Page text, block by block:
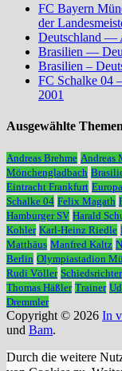
FC Bayern
der
Deutschland —
Brasilien —
Brasilien –
FC Schalke 04
2001
Ausgewählte Themen
Andreas Brehme Andreas
Mönchengladbach
Eintracht Frankfurt
Schalke 04 Felix Magath
Hamburger SV Harald
Kohler Karl-Heinz Riedle
Matthäus Manfred Kaltz
Berlin Olympiastadion
Rudi Völler Schiedsrichter
Thomas Häßler Trainer
Dremmler
Copyright © 2026 In
und Bam.
Durch die weitere